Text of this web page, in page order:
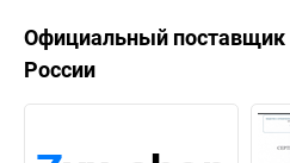
Официальный поставщик
России